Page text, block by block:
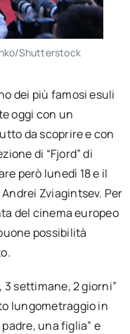
Shutterstock
dei più famosi esuli
oggi con un
da scoprire e con
di “Fjord” di
però lunedì 18 e il
Zviagintsev. Per
del cinema europeo
possibilità
3 settimane, 2 giorni”
lungometraggio in
una figlia” e